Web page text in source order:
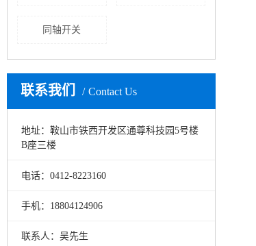
同轴开关
联系我们 Contact Us
地址：鞍山市铁西开发区通尊科技园5号楼
B座三楼
电话：0412-8223160
手机：18804124906
联系人：吴先生